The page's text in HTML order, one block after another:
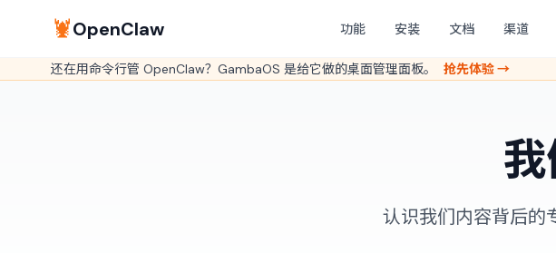
🦞OpenClaw 功能 安装 文档 渠道
还在用命令行管 OpenClaw？GambaOS 是给它做的桌面管理面板。 抢先体验 →
认识我们内容背后的